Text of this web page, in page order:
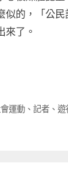
似的，「公
來了。
運動、 記者、 遊